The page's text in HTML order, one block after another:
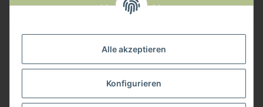
Alle akzeptieren
Konfigurieren
Widerruf anmelden
Herstellerinformationen